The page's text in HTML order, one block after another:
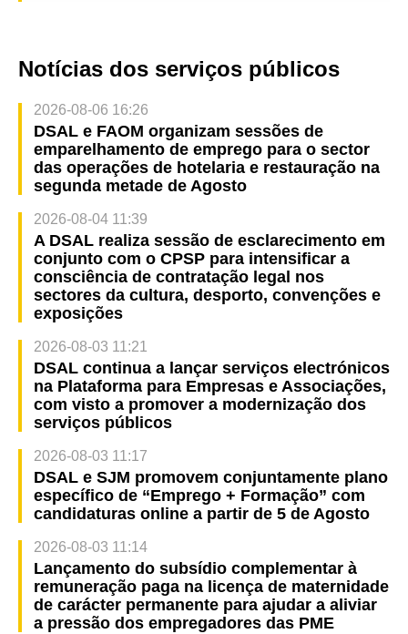
Notícias dos serviços públicos
2026-08-06 16:26
DSAL e FAOM organizam sessões de
emparelhamento de emprego para o sector
das operações de hotelaria e restauração na
segunda metade de Agosto
2026-08-04 11:39
A DSAL realiza sessão de esclarecimento em
conjunto com o CPSP para intensificar a
consciência de contratação legal nos
sectores da cultura, desporto, convenções e
exposições
2026-08-03 11:21
DSAL continua a lançar serviços electrónicos
na Plataforma para Empresas e Associações,
com visto a promover a modernização dos
serviços públicos
2026-08-03 11:17
DSAL e SJM promovem conjuntamente plano
específico de “Emprego + Formação” com
candidaturas online a partir de 5 de Agosto
2026-08-03 11:14
Lançamento do subsídio complementar à
remuneração paga na licença de maternidade
de carácter permanente para ajudar a aliviar
a pressão dos empregadores das PME